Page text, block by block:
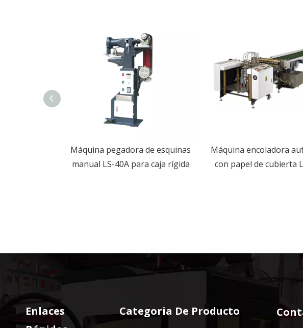
Máquina pegadora de esquinas
manual LS-40A para caja rígida
Máquina encoladora
con papel de cubierta
Enlaces
Categoria De Producto